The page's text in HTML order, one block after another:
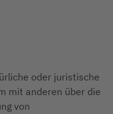
oder juristische
mit anderen über die
von